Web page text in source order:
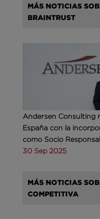
MÁS NOTICIAS
BRAINTRUST
Andersen Consulting
España con la
como Socio
30 Sep 2025
MÁS NOTICIAS
COMPETITIVA